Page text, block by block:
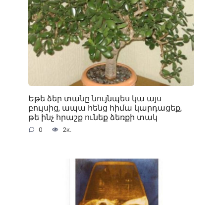
Եթե ձեր տանը նույնպես կա այս
բույսից, ապա հենց հիմա կարդացեք,
թե ինչ հրաշք ունեք ձեռքի տակ
0 2к.